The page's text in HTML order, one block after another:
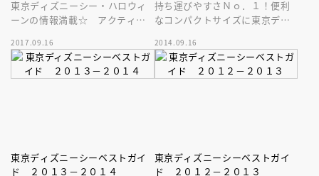
東京ディズニーシー・ハロウィ
ーンの情報満載☆ アクティブ
クトサイズの人気ガイドシリー
ズ最新版！
2017.09.16
持ち運びやすさＮｏ．１！便利
なコンパクトサイズに東京ディ
ゅっ！巻頭特集は大人気のダッ
フィー！
2014.09.16
東京ディズニーシーベストガイ
ド ２０１３－２０１４
東京ディズニーシーベストガイ
ド ２０１２－２０１３